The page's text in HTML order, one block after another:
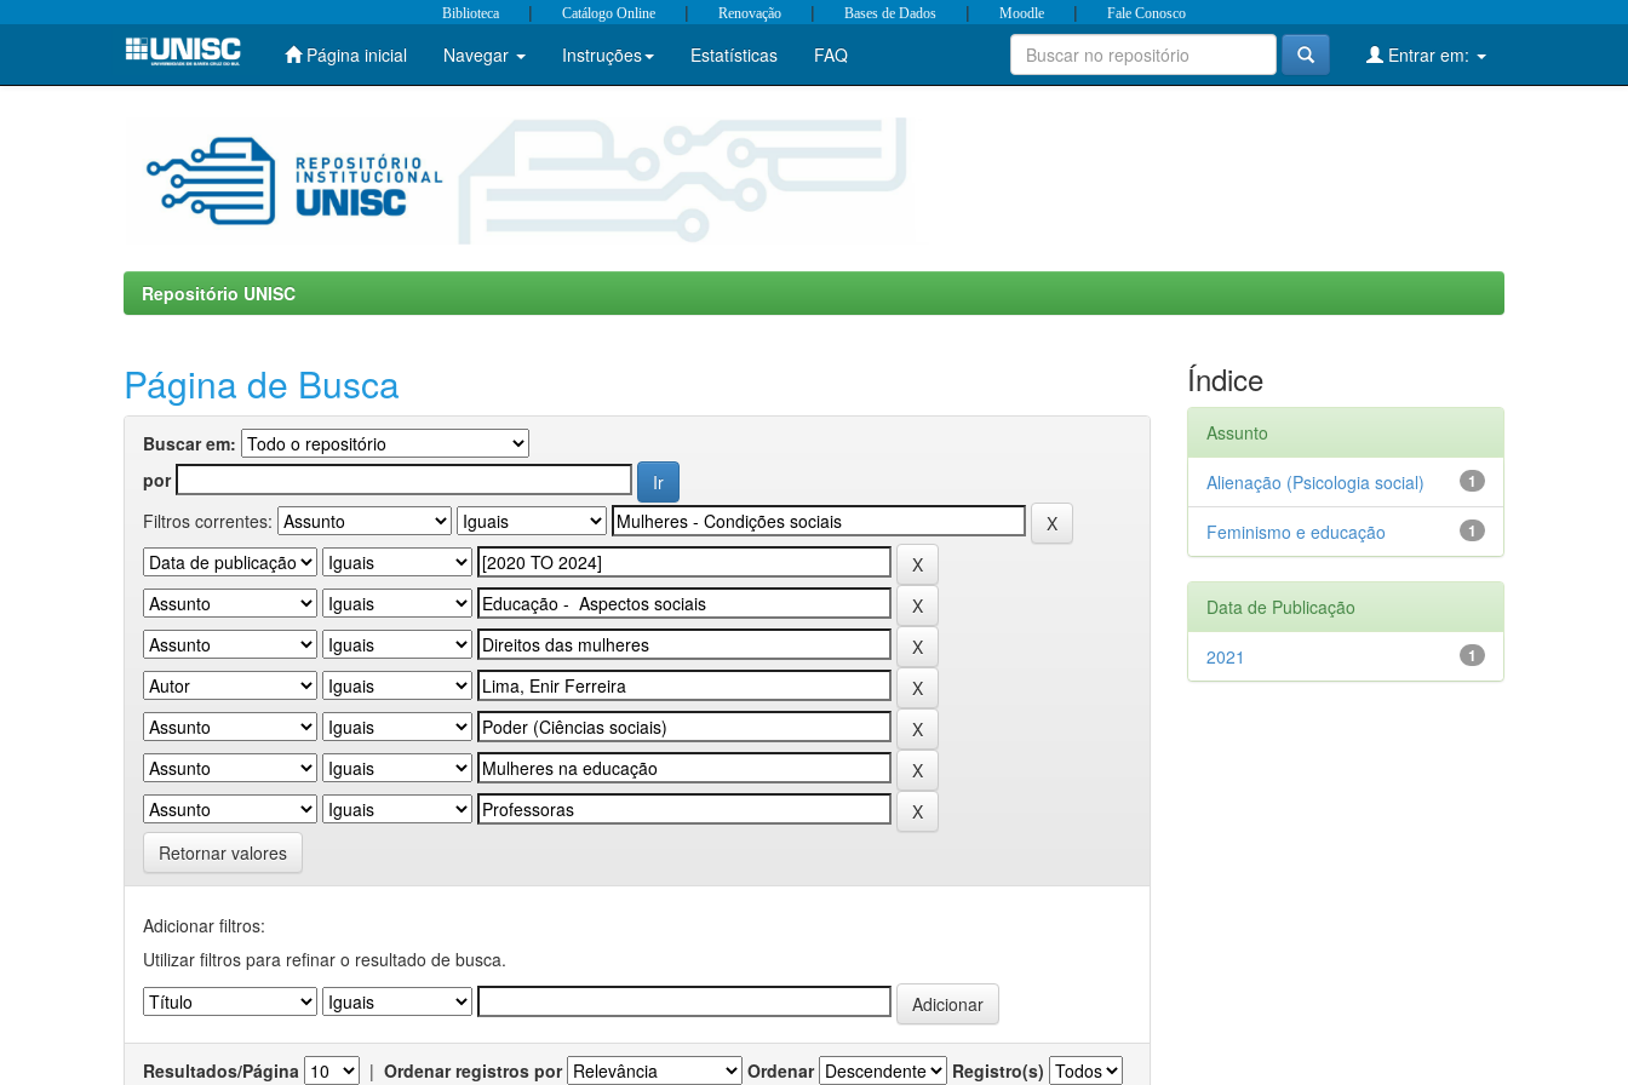
Skip
Biblioteca | Catálogo Online | Renovação | Bases de Dados | Moodle | Fale Conosco
Página inicial Navegar Instruções Estatísticas FAQ Entrar em:
Repositório UNISC
Página de Busca
Buscar em:
por
Filtros correntes:
Retornar valores
Adicionar filtros:
Utilizar filtros para refinar o resultado de busca.
Resultados/Página | Ordenar registros por Ordenar Registro(s)
Índice
Assunto
1
Alienação (Psicologia social)
1
Feminismo e educação
Data de Publicação
1
2021